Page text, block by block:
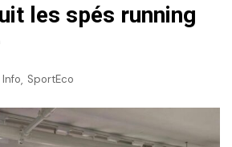
les spés running
Info, SportEco